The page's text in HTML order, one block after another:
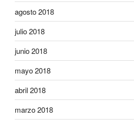
agosto 2018
julio 2018
junio 2018
mayo 2018
abril 2018
marzo 2018